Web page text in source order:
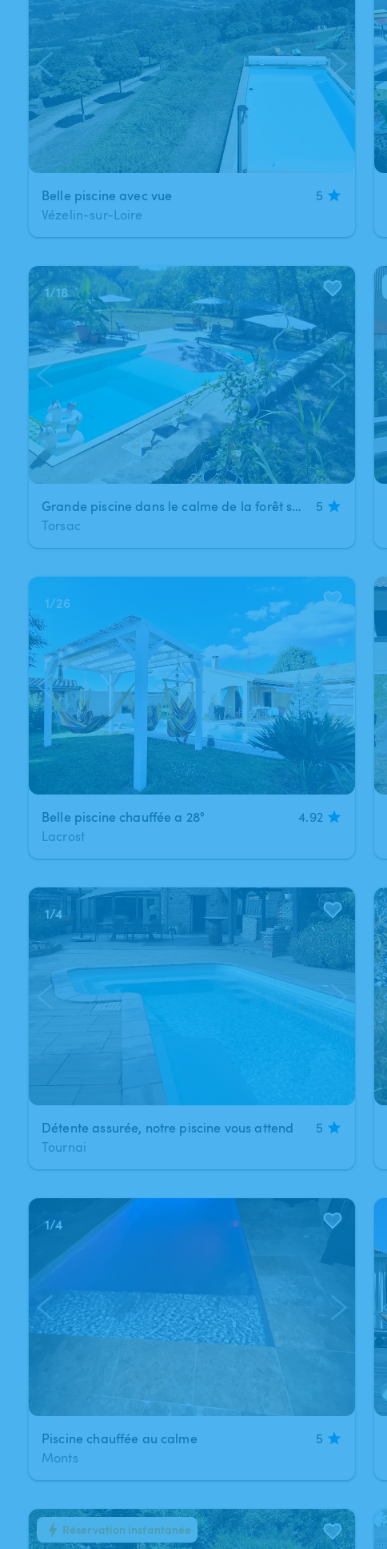
Belle piscine avec vue
5
Vézelin-sur-Loire
1/18
Grande piscine dans le calme de la forêt sans vis-à-vis
5
Torsac
1/26
Belle piscine chauffée a 28°
4.92
Lacrost
1/4
Détente assurée, notre piscine vous attend
5
Tournai
1/4
Piscine chauffée au calme
5
Monts
1/1 Réservation instantanée